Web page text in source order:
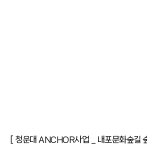
[ 청운대 ANCHOR사업 _ 내포문화숲길